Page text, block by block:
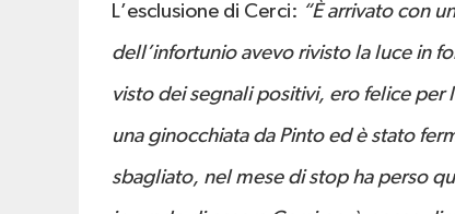
L’esclusione di Cerci: “È arrivato con
dell’infortunio avevo rivisto la luce in
visto dei segnali positivi, ero felice
una ginocchiata da Pinto ed è stato
sbagliato, nel mese di stop ha perso